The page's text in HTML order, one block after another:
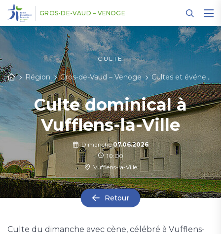
GROS-DE-VAUD – VENOGE
CULTE
Région Gros-de-Vaud – Venoge Cultes et événements
Culte dominical à
Vufflens-la-Ville
Dimanche07.06.2026
10:00
Vufflens-la-Ville
Retour
Culte du dimanche avec cène, célébré à Vufflens-
Panneau de gestion des cookies